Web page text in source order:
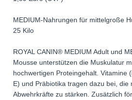
MEDIUM-Nahrungen für mittelgroße
25 Kilo
ROYAL CANIN® MEDIUM Adult und
Mousse unterstützen die Muskulatur
hochwertigen Proteingehalt. Vitamine
E) und Präbiotika tragen dazu bei, die
Abwehrkräfte zu stärken. Zusätzlich